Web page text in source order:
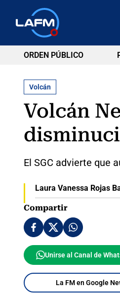
ORDEN PÚBLICO
Volcán
Volcán
El SGC advierte que
Laura Vanessa Rojas
Compartir
Unirse al Canal de
La FM en Google